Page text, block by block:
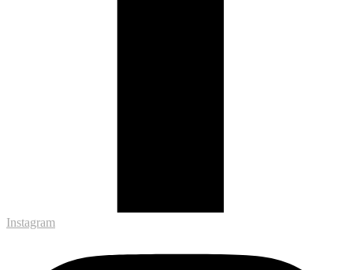
Instagram